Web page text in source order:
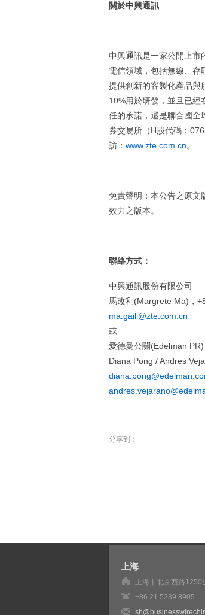
關於中興通訊
中興通訊是一家公開上市
電信領域，包括無線、
提供創新的客製化產品與
10%用於研發，並且已經
任的承諾，還是聯合國全
券交易所（H股代碼：
訪： www.zte.com.cn。
免責聲明：本公告之原文
效力之版本。
聯絡方式：
中興通訊股份有限公司
馬改利(Margrete Ma)，
ma.gaili@zte.com.cn
或
愛德曼公關(Edelman PR)
Diana Pong / Andres
分享到：
上海
上海市北京西路
+86 21 5239 8905